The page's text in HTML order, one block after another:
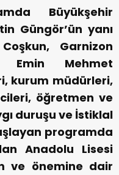
Büyükşehir
Güngör’ün yanı
Garnizon
Emin Mehmet
kurum müdürleri,
öğretmen ve
duruşu ve İstiklal
programda
Anadolu Lisesi
ve önemine dair